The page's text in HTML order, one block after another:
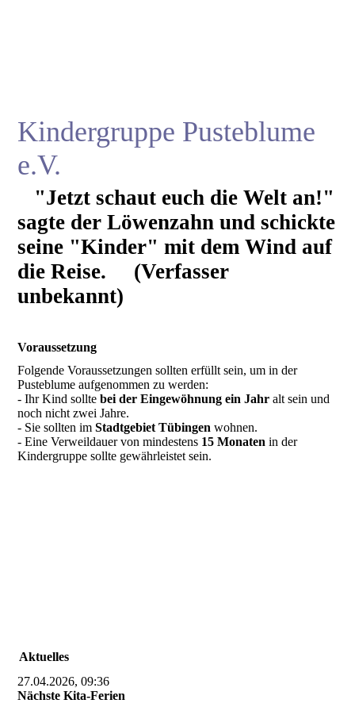
Kindergruppe Pusteblume
e.V.
"Jetzt schaut euch die Welt an!"
sagte der Löwenzahn und schickte
seine "Kinder" mit dem Wind auf
die Reise. (Verfasser
unbekannt)
Voraussetzung
Folgende Voraussetzungen sollten erfüllt sein, um in der
Pusteblume aufgenommen zu werden:
- Ihr Kind solltebei der Eingewöhnung ein Jahr alt sein und
noch nicht zwei Jahre.
- Sie sollten imStadtgebiet Tübingen wohnen.
- Eine Verweildauer von mindestens 15 Monaten in der
Kindergruppe sollte gewährleistet sein.
Aktuelles
27.04.2026, 09:36
Nächste Kita-Ferien